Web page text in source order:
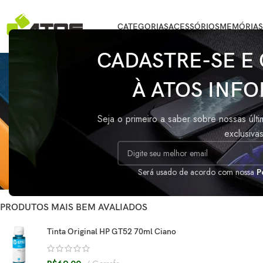
CADASTRE-SE
À ATOS
Seja o primeiro a saber sobre nossas
exclusivas
Será usado de acordo com nossa
CATEGORIASACESSÓRIOSMEMÓRIAS
STATUS DO ESTOQUE
Oferta
Em estoque
Sob encomenda
PRODUTOS MAIS BEM AVALIADOS
Tinta Original HP GT52 70ml Ciano
Início/Produtos
Nenhum produto